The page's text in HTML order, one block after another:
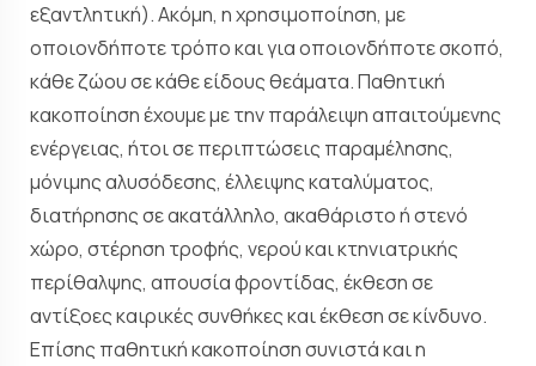
εξαντλητική). Ακόμη, η χρησιμοποίηση, με
οποιονδήποτε τρόπο και για οποιονδήποτε σκοπό,
κάθε ζώου σε κάθε είδους θεάματα. Παθητική
κακοποίηση έχουμε με την παράλειψη απαιτούμενης
ενέργειας, ήτοι σε περιπτώσεις παραμέλησης,
μόνιμης αλυσόδεσης, έλλειψης καταλύματος,
διατήρησης σε ακατάλληλο, ακαθάριστο ή στενό
χώρο, στέρηση τροφής, νερού και κτηνιατρικής
περίθαλψης, απουσία φροντίδας, έκθεση σε
αντίξοες καιρικές συνθήκες και έκθεση σε κίνδυνο.
Επίσης παθητική κακοποίηση συνιστά και η